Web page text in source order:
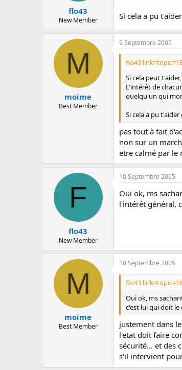
flo43
New Member Si cela a pu
M
moime
Best Member
9 Septembre 2005
flo43
Si cela peut
L'intérêt de
quelqu'un qui
Si cela a pu t'aider
pas tout à fait
non sur un
etre calmé par le
F
flo43
New Member
10 Septembre 2005
Oui ok, ms
l'intérêt général,
M
moime
Best Member
10 Septembre 2005
flo43
Oui ok, ms
c'est lui qui doit le
justement dans
l'etat doit faire
sécurité... et des
s'il intervient